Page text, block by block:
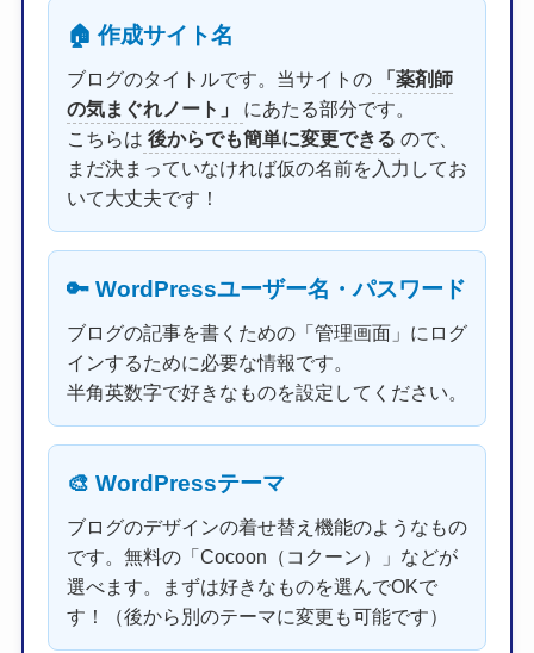
🏠 作成サイト名
ブログのタイトルです。当サイトの
「薬剤師
の気まぐれノート」
にあたる部分です。
こちらは 後からでも簡単に変更できる ので、
まだ決まっていなければ仮の名前を入力してお
いて大丈夫です！
🔑 WordPressユーザー名・パスワード
ブログの記事を書くための「管理画面」にログ
インするために必要な情報です。
半角英数字で好きなものを設定してください。
🎨 WordPressテーマ
ブログのデザインの着せ替え機能のようなもの
です。無料の「Cocoon（コクーン）」などが
選べます。まずは好きなものを選んでOKで
す！（後から別のテーマに変更も可能です）